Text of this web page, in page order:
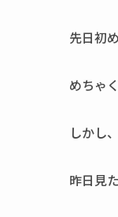
先日初
めちゃ
しかし
昨日見